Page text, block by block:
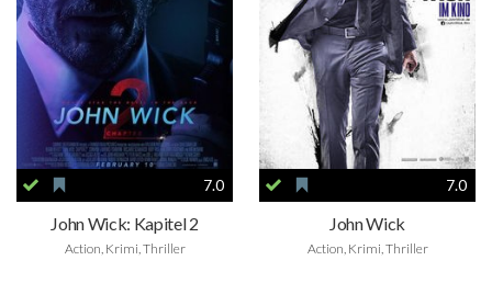
7.0
John Wick: Kapitel 2
Action, Krimi, Thriller
7.0
John Wick
Action, Krimi, Thriller